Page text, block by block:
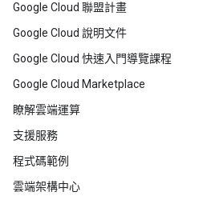
Google Cloud 聯盟計畫
Google Cloud 說明文件
Google Cloud 快速入門導覽課程
Google Cloud Marketplace
瞭解雲端運算
支援服務
程式碼範例
雲端架構中心